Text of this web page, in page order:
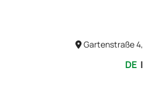
 Gartenstraße 4,
DE|